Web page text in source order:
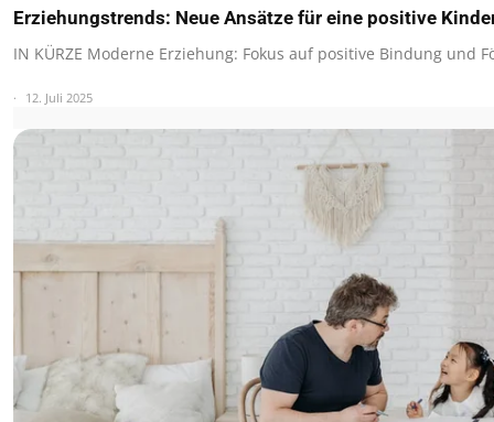
Erziehungstrends: Neue Ansätze für eine positive
IN KÜRZE Moderne Erziehung: Fokus auf positive Bindung und
12. Juli 2025